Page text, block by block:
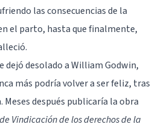
las consecuencias de la
el parto, hasta que finalmente,
dejó desolado a William Godwin,
más podría volver a ser feliz, tras
Meses después publicaría la obra
Vindicación de los derechos de la